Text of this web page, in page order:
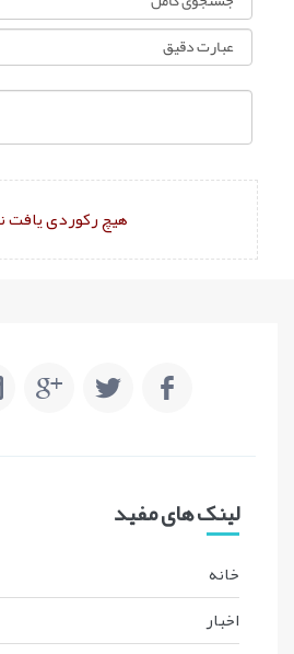
هیچ رکوردی
لینک های مفید
خانه
اخبار